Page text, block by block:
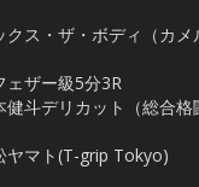
クス・ザ・ボディ（カメ
ザー級5分3R
健斗デリカット（総合格
ヤマト(T-grip Tokyo)